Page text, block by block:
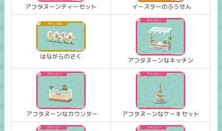
アフタヌーンティーセット イースターのふうせん
はながらのさく アフタヌーンなキッチン
アフタヌーンなカウンター アフタヌーンなケーキセット